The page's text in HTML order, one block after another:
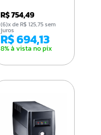
R$ 754,49
R$ 694,13
8% à vista no pix
(6)x de R$ 125,75 sem
juros